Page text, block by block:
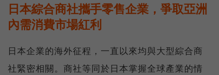
日本綜合商社攜手零售企業，爭取亞洲
內需消費市場紅利
日本企業的海外征程，一直以來均與大型綜合商
社緊密相關。商社等同於日本掌握全球產業的情